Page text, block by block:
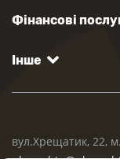
Фінансові
Інше
вул.Хрещатик, 22,